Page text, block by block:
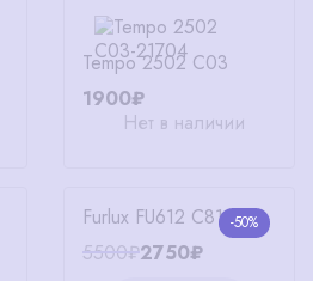
Tempo 2502 C03
1900₽
Нет в наличии
-50%
Furlux FU612 C81-1173
5500₽2750₽